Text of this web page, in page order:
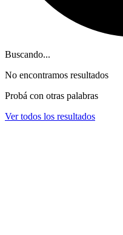
Buscando...
No encontramos resultados
Probá con otras palabras
Ver todos los resultados